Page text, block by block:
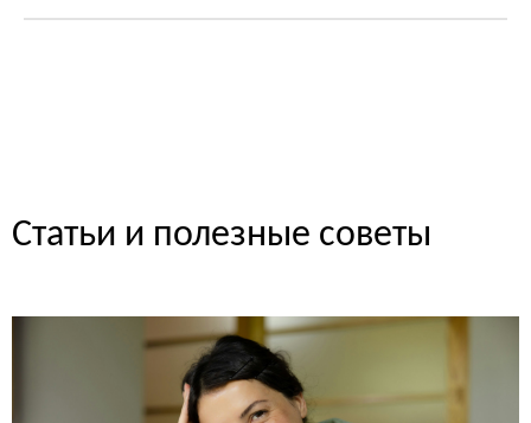
Статьи и полезные советы